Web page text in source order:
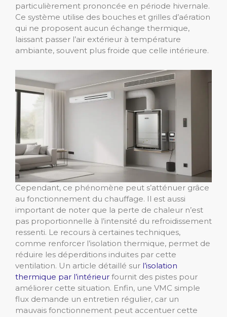
particulièrement prononcée en période hivernale.
Ce système utilise des bouches et grilles d’aération
qui ne proposent aucun échange thermique,
laissant passer l’air extérieur à température
ambiante, souvent plus froide que celle intérieure.
Cependant, ce phénomène peut s’atténuer grâce
au fonctionnement du chauffage. Il est aussi
important de noter que la perte de chaleur n’est
pas proportionnelle à l’intensité du refroidissement
ressenti. Le recours à certaines techniques,
comme renforcer l’isolation thermique, permet de
réduire les déperditions induites par cette
ventilation. Un article détaillé sur l’isolation
thermique par l’intérieur fournit des pistes pour
améliorer cette situation. Enfin, une VMC simple
flux demande un entretien régulier, car un
mauvais fonctionnement peut accentuer cette